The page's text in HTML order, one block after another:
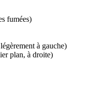
fumées)
à gauche)
plan, à droite)